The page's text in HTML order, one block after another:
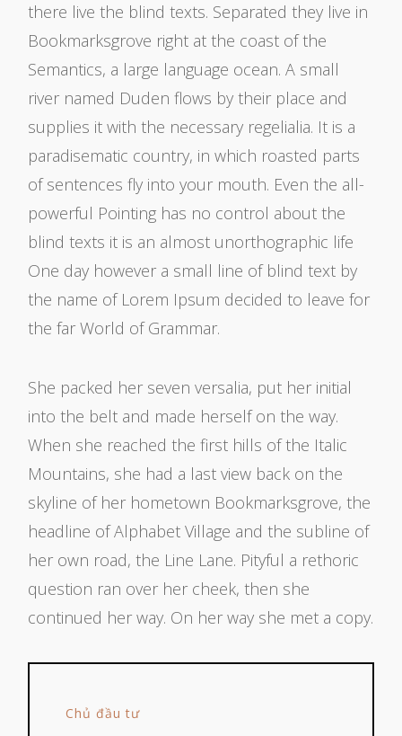
there live the blind texts. Separated they live in
Bookmarksgrove right at the coast of the
Semantics, a large language ocean. A small
river named Duden flows by their place and
supplies it with the necessary regelialia. It is a
paradisematic country, in which roasted parts
of sentences fly into your mouth. Even the all-
powerful Pointing has no control about the
blind texts it is an almost unorthographic life
One day however a small line of blind text by
the name of Lorem Ipsum decided to leave for
the far World of Grammar.
She packed her seven versalia, put her initial
into the belt and made herself on the way.
When she reached the first hills of the Italic
Mountains, she had a last view back on the
skyline of her hometown Bookmarksgrove, the
headline of Alphabet Village and the subline of
her own road, the Line Lane. Pityful a rethoric
question ran over her cheek, then she
continued her way. On her way she met a copy.
Chủ đầu tư